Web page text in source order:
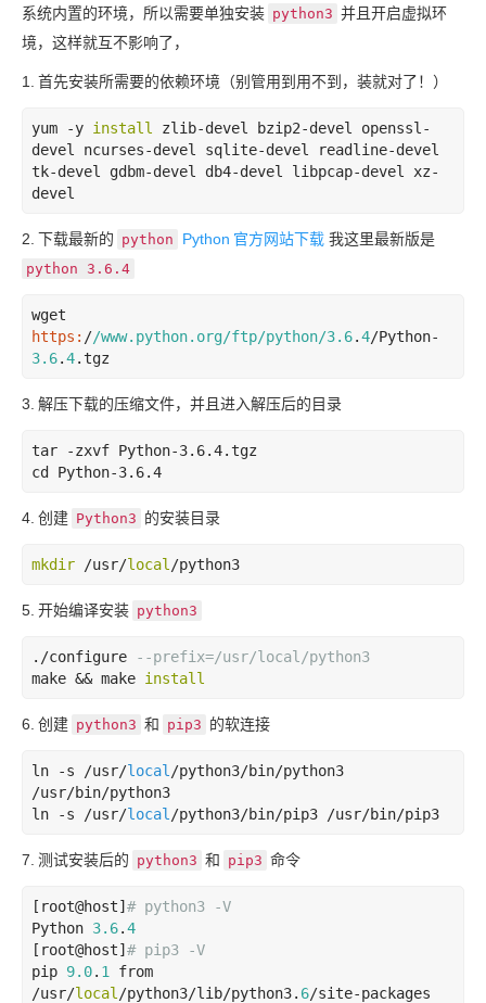
系统内置的环境，所以需要单独安装 python3 并且开启虚拟环
境，这样就互不影响了，
1. 首先安装所需要的依赖环境（别管用到用不到，装就对了！）
yum -y install
zlib-devel bzip2-devel openssl-
devel ncurses-devel sqlite-devel readline-devel
tk-devel gdbm-devel db4-devel libpcap-devel xz-
devel
2. 下载最新的 python Python 官方网站下载 我这里最新版是
python 3.6.4
https: //www.python.org/ftp/python/3.6.4/Python-
3.6.4.tgz
3. 解压下载的压缩文件，并且进入解压后的目录
tar -zxvf Python-3.6.4.tgz
cd
Python-3.6.4
4. 创建 Python3 的安装目录
mkdir /usr/local /python3
5. 开始编译安装 python3
./configure
--prefix=/usr/local/python3
make && make install
6. 创建 python3 和 pip3 的软连接
ln -s /usr/local /python3/bin/python3
/usr/bin/python3
ln
-s /usr/local /python3/bin/pip3 /usr/bin/pip3
7. 测试安装后的 python3 和 pip3 命令
[root@host] # python3 -V
Python 3.6.4
[root@host] # pip3 -V
pip 9.0. 1
from
/usr/local /python3/lib/python3. 6/site-packages